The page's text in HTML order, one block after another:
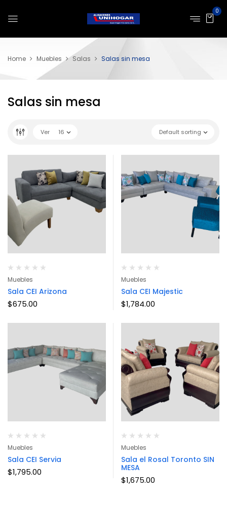
0
Home Muebles Salas Salas sin mesa
Salas sin mesa
Default sorting
Ver 16
Muebles
Sala CEI Arizona
$675.00
Muebles
Sala CEI Majestic
$1,784.00
Muebles
Sala CEI Servia
$1,795.00
Muebles
Sala el Rosal Toronto SIN
MESA
$1,675.00